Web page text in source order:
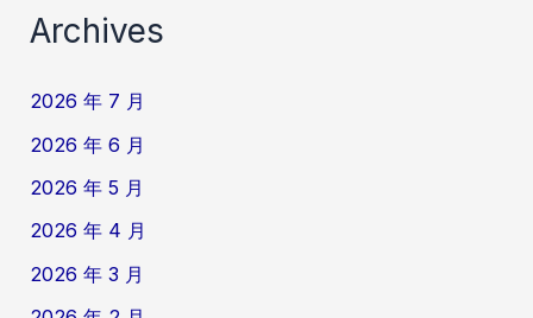
Archives
2026 年 7 月
2026 年 6 月
2026 年 5 月
2026 年 4 月
2026 年 3 月